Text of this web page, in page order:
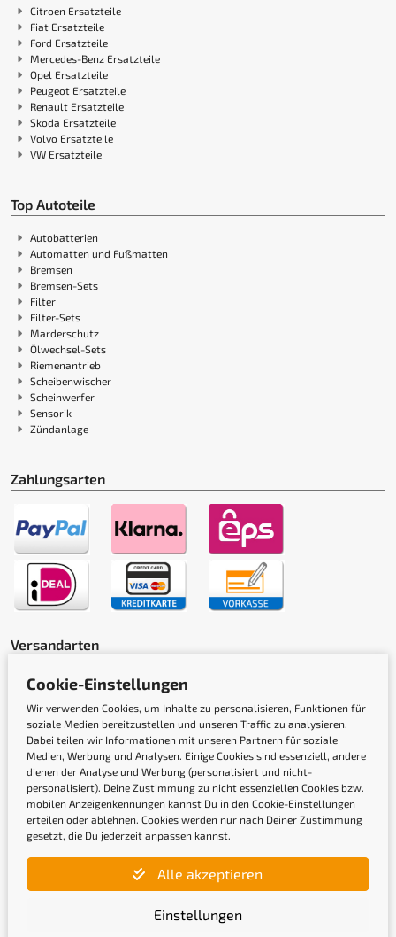
Citroen Ersatzteile
Fiat Ersatzteile
Ford Ersatzteile
Mercedes-Benz Ersatzteile
Opel Ersatzteile
Peugeot Ersatzteile
Renault Ersatzteile
Skoda Ersatzteile
Volvo Ersatzteile
VW Ersatzteile
Top Autoteile
Autobatterien
Automatten und Fußmatten
Bremsen
Bremsen-Sets
Filter
Filter-Sets
Marderschutz
Ölwechsel-Sets
Riemenantrieb
Scheibenwischer
Scheinwerfer
Sensorik
Zündanlage
Zahlungsarten
Versandarten
Gütesiegel
Cookie-Einstellungen
Wir verwenden Cookies, um Inhalte zu personalisieren, Funktionen für
soziale Medien bereitzustellen und unseren Traffic zu analysieren.
Dabei teilen wir Informationen mit unseren Partnern für soziale
Medien, Werbung und Analysen. Einige Cookies sind essenziell, andere
dienen der Analyse und Werbung (personalisiert und nicht-
personalisiert). Deine Zustimmung zu nicht essenziellen Cookies bzw.
mobilen Anzeigenkennungen kannst Du in den Cookie-Einstellungen
erteilen oder ablehnen. Cookies werden nur nach Deiner Zustimmung
gesetzt, die Du jederzeit anpassen kannst.
Alle akzeptieren
Einstellungen